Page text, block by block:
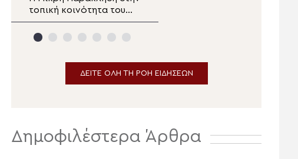
τοπική κοινότητα του
Αγίου Γεωργίου Βεροίας
ΔΕΙΤΕ ΟΛΗ ΤΗ ΡΟΗ ΕΙΔΗΣΕΩΝ
Δημοφιλέστερα Άρθρα